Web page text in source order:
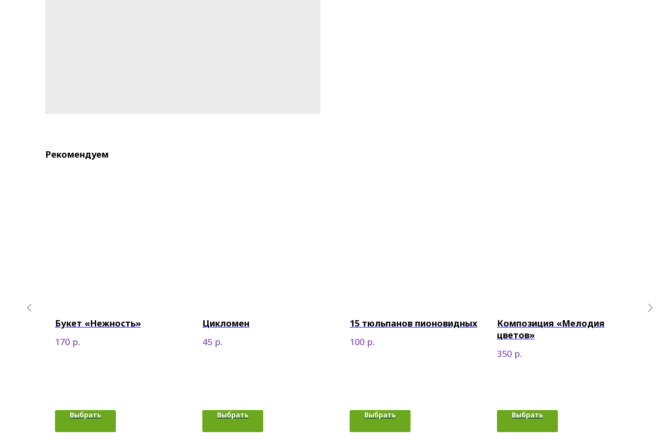
Рекомендуем
Букет «Нежность»
170 р.
Выбрать
Цикломен
45 р.
Выбрать
15 тюльпанов пионовидных
100 р.
Выбрать
Композиция «Мелодия
цветов»
350 р.
Выбрать